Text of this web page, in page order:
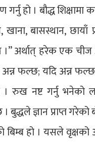
गर्नु हो । बौद्ध
बासस्थान, छायाँ
अर्थात् हरेक एक चीज
अन्न फल्छ; यदि अन्न
। रुख नष्ट गर्नु भनेको
ज्ञान प्राप्त गरेको
को बिम्ब हो । यसले